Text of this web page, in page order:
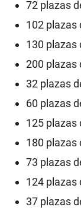
72 plazas
102 plazas
130 plazas
200 plazas
32 plazas
60 plazas
125 plazas
180 plazas
73 plazas
124 plazas
37 plazas